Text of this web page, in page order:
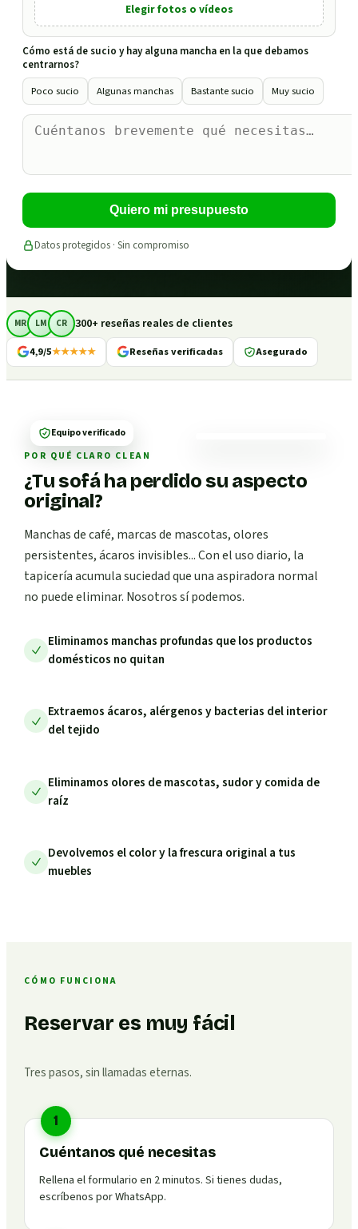
Elegir fotos o vídeos
Cómo está de sucio y hay alguna mancha en la que debamos
centrarnos?
Poco sucio
Algunas manchas Bastante sucio Muy sucio
Quiero mi presupuesto
Datos protegidos · Sin compromiso
MR LM CR 300+ reseñas reales de clientes
4,9/5★★★★★ Reseñas verificadas Asegurado
POR QUÉ CLARO CLEAN
¿Tu sofá ha perdido su aspecto
original?
Manchas de café, marcas de mascotas, olores
persistentes, ácaros invisibles... Con el uso diario, la
tapicería acumula suciedad que una aspiradora normal
no puede eliminar. Nosotros sí podemos.
Eliminamos manchas profundas que los productos
domésticos no quitan
Extraemos ácaros, alérgenos y bacterias del interior
del tejido
Eliminamos olores de mascotas, sudor y comida de
raíz
Devolvemos el color y la frescura original a tus
muebles
Equipo verificado
CÓMO FUNCIONA
Reservar es muy fácil
Tres pasos, sin llamadas eternas.
1
Cuéntanos qué necesitas
Rellena el formulario en 2 minutos. Si tienes dudas,
escríbenos por WhatsApp.